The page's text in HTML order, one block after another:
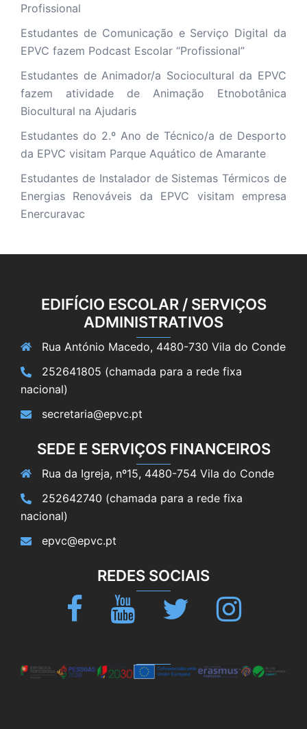
Profissional
Estudantes de Comunicação e Serviço Digital da
EPVC fazem Podcast Escolar “Profissional”
Estudantes de Animador/a Sociocultural da EPVC
fazem atividade de Animação Etnobotânica
Biocultural na Ajudaris
Estudantes do 2.º Ano de Técnico/a de Desporto
da EPVC visitam Parque Aquático de Amarante
Estudantes de Instalador de Sistemas Térmicos de
Energias Renováveis da EPVC visitam empresa
Enercuravac
EDIFÍCIO ESCOLAR / SERVIÇOS
ADMINISTRATIVOS
Rua António Macedo, 4480-730 Vila do Conde
252641805 (chamada para a rede fixa
nacional)
secretaria@epvc.pt
SEDE E SERVIÇOS FINANCEIROS
Rua da Igreja, nº15, 4480-754 Vila do Conde
252642740 (chamada para a rede fixa
nacional)
epvc@epvc.pt
REDES SOCIAIS
Facebook Youtube Twitter Instagram